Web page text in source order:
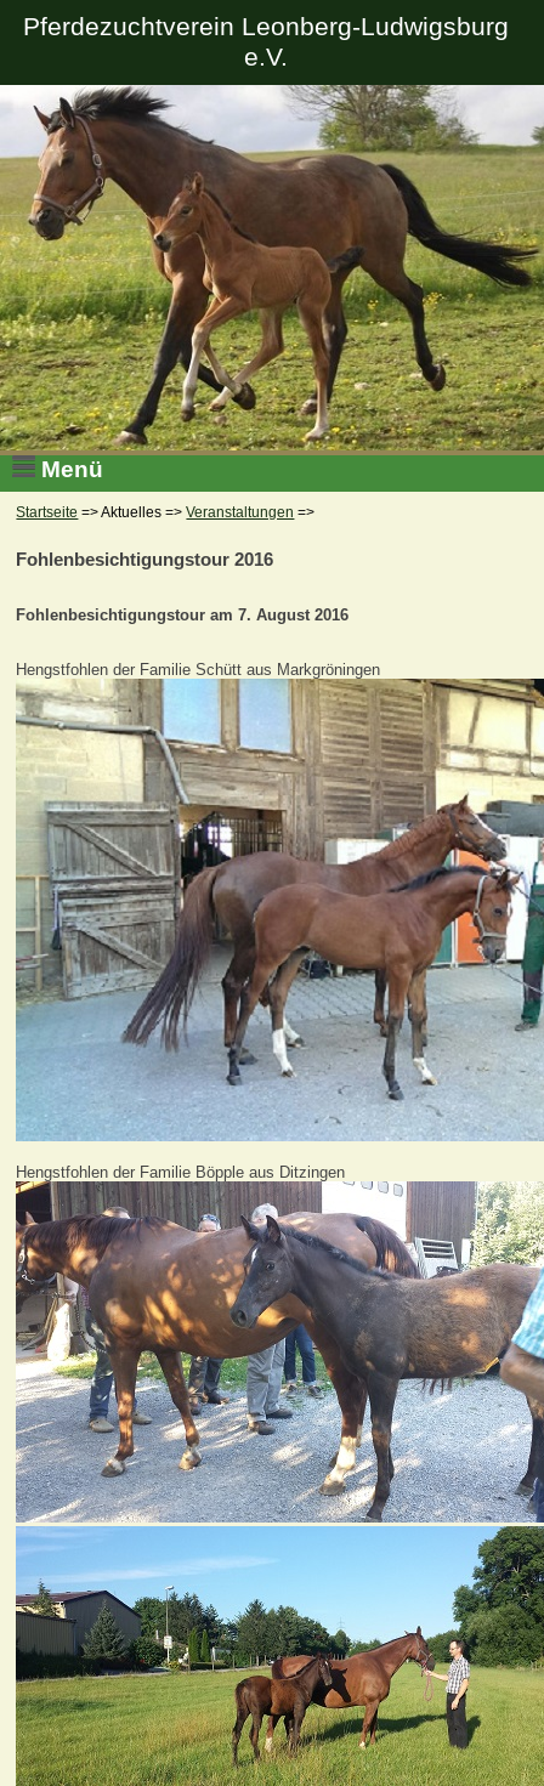
Pferdezuchtverein Leonberg-Ludwigsburg
e.V.
Menü
Startseite => Aktuelles =>Veranstaltungen =>
Fohlenbesichtigungstour 2016
Fohlenbesichtigungstour am 7. August 2016
Hengstfohlen der Familie Schütt aus Markgröningen
Hengstfohlen der Familie Böpple aus Ditzingen